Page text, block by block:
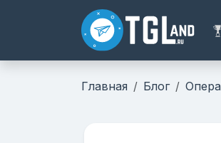
Главная Блог